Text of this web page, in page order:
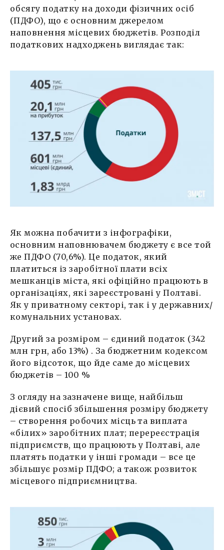
обсягу податку на доходи фізичних осіб
(ПДФО), що є основним джерелом
наповнення місцевих бюджетів. Розподіл
податкових надходжень виглядає так:
Як можна побачити з інфографіки,
основним наповнювачем бюджету є все той
же ПДФО (70,6%). Це податок, який
платиться із заробітної плати всіх
мешканців міста, які офіційно працюють в
організаціях, які зареєстровані у Полтаві.
Як у приватному секторі, так і у державних/
комунальних установах.
Другий за розміром – єдиний податок (342
млн грн, або 13%) . За бюджетним кодексом
його відсоток, що йде саме до місцевих
бюджетів – 100 %
З огляду на зазначене вище, найбільш
дієвий спосіб збільшення розміру бюджету
– створення робочих місць та виплата
«білих» заробітних плат; перереєстрація
підприємств, що працюють у Полтаві, але
платять податки у інші громади – все це
збільшує розмір ПДФО; а також розвиток
місцевого підприємництва.